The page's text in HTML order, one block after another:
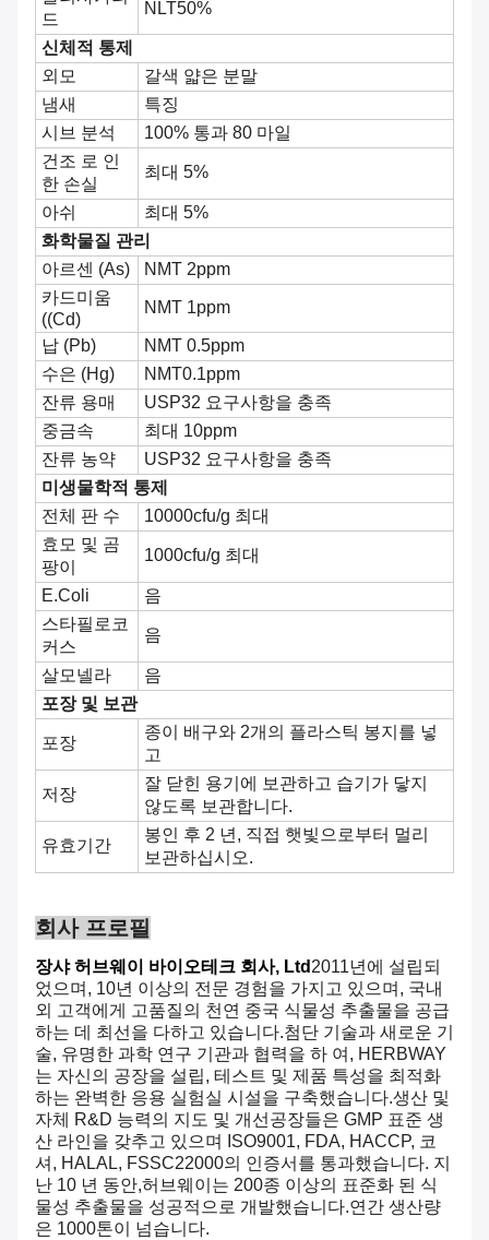
드
NLT50%
신체적 통제
외모
갈색 얇은 분말
냄새
특징
시브 분석
100% 통과 80 마일
건조 로 인
한 손실
최대 5%
아쉬
최대 5%
화학물질 관리
아르센 (As)
NMT 2ppm
카드미움
((Cd)
NMT 1ppm
납 (Pb)
NMT 0.5ppm
수은 (Hg)
NMT0.1ppm
잔류 용매
USP32 요구사항을 충족
중금속
최대 10ppm
잔류 농약
USP32 요구사항을 충족
미생물학적 통제
전체 판 수
10000cfu/g 최대
효모 및 곰
팡이
1000cfu/g 최대
E.Coli
음
스타필로코
커스
음
살모넬라
음
포장 및 보관
포장
종이 배구와 2개의 플라스틱 봉지를 넣
고
저장
잘 닫힌 용기에 보관하고 습기가 닿지
않도록 보관합니다.
유효기간
봉인 후 2 년, 직접 햇빛으로부터 멀리
보관하십시오.
회사 프로필
장샤 허브웨이 바이오테크 회사, Ltd2011년에 설립되
었으며, 10년 이상의 전문 경험을 가지고 있으며, 국내
외 고객에게 고품질의 천연 중국 식물성 추출물을 공급
하는 데 최선을 다하고 있습니다.첨단 기술과 새로운 기
술, 유명한 과학 연구 기관과 협력을 하 여, HERBWAY
는 자신의 공장을 설립, 테스트 및 제품 특성을 최적화
하는 완벽한 응용 실험실 시설을 구축했습니다.생산 및
자체 R&D 능력의 지도 및 개선공장들은 GMP 표준 생
산 라인을 갖추고 있으며 ISO9001, FDA, HACCP, 코
셔, HALAL, FSSC22000의 인증서를 통과했습니다. 지
난 10 년 동안,허브웨이는 200종 이상의 표준화 된 식
물성 추출물을 성공적으로 개발했습니다.연간 생산량
은 1000톤이 넘습니다.